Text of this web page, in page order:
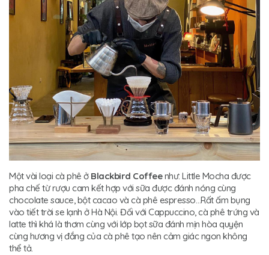
Một vài loại cà phê ở Blackbird Coffeenhư: Little Mocha được
pha chế từ rượu cam kết hợp với sữa được đánh nóng cùng
chocolate sauce, bột cacao và cà phê espresso…Rất ấm bụng
vào tiết trời se lạnh ở Hà Nội. Đối với Cappuccino, cà phê trứng và
latte thì khá là thơm cùng với lớp bọt sữa đánh mịn hòa quyện
cùng hương vị đắng của cà phê tạo nên cảm giác ngon không
thể tả.